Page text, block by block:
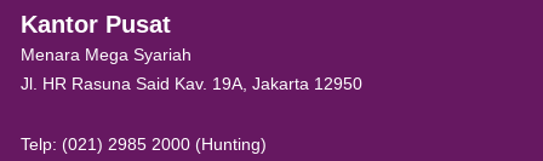
Kantor Pusat
Menara Mega Syariah
Jl. HR Rasuna Said Kav. 19A, Jakarta 12950
Telp: (021) 2985 2000 (Hunting)